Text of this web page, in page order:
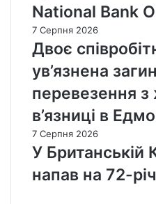
National Bank
7 Серпня 2026
Двоє
ув’язнена
перевезення з
в’язниці в
7 Серпня 2026
У Британській
напав на 72-